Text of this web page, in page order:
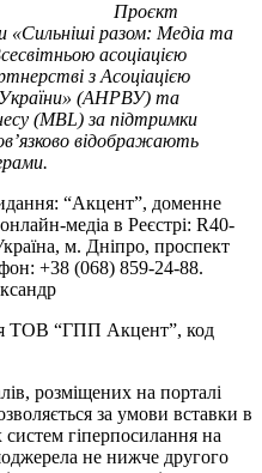
Проєкт
«Сильніші разом: Медіа та
асоціацією
з Асоціацією
України» (АНРВУ) та
(MBL) за підтримки
відображають
“Акцент”, доменне
медіа в Реєстрі: R40-
м. Дніпро, проспект
+38 (068) 859-24-88.
ТОВ “ГПП Акцент”, код
розміщених на порталі
за умови вставки в
гіперпосилання на
не нижче другого